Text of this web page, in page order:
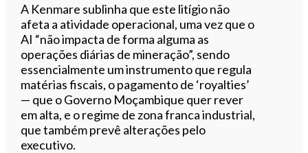
A Kenmare sublinha que este litígio não
afeta a atividade operacional, uma vez que o
AI “não impacta de forma alguma as
operações diárias de mineração”, sendo
essencialmente um instrumento que regula
matérias fiscais, o pagamento de ‘royalties’
— que o Governo Moçambique quer rever
em alta, e o regime de zona franca industrial,
que também prevê alterações pelo
executivo.